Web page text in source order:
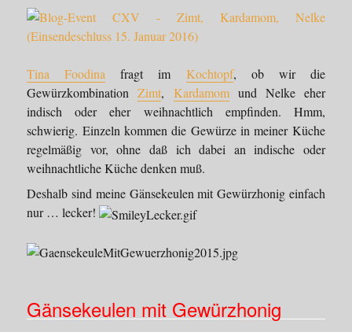
Tina Foodina fragt im Kochtopf, ob wir die
GewürzkombinationZimt, Kardamomund Nelke eher
indisch oder eher weihnachtlich empfinden. Hmm,
schwierig. Einzeln kommen die Gewürze in meiner Küche
regelmäßig vor, ohne daß ich dabei an indische oder
weihnachtliche Küche denken muß.
Deshalb sind meine Gänsekeulen mit Gewürzhonig einfach
nur … lecker!
Gänsekeulen mit Gewürzhonig